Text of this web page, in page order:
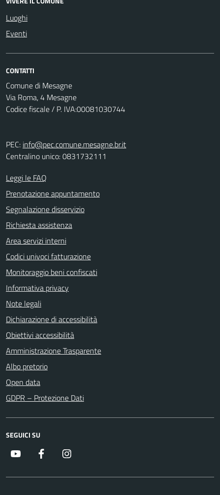
Luoghi
Eventi
CONTATTI
Comune di Mesagne
Via Roma, 4 Mesagne
Codice fiscale / P. IVA:00081030744
PEC: info@pec.comune.mesagne.br.it
Centralino unico: 0831732111
Leggi le FAQ
Prenotazione appuntamento
Segnalazione disservizio
Richiesta assistenza
Area servizi interni
Codici univoci fatturazione
Monitoraggio beni confiscati
Informativa privacy
Note legali
Dichiarazione di accessibilità
Obiettivi accessibilità
Amministrazione Trasparente
Albo pretorio
Open data
GDPR – Protezione Dati
SEGUICI SU
Youtube Facebook